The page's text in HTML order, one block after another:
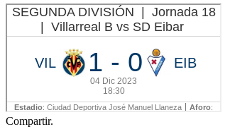
Compartir.